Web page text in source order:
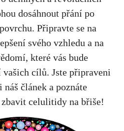
dosáhnout přání po
Připravte se na
svého vzhledu a na
které vás bude
cílů. Jste připraveni
náš článek a poznáte
celulitidy na břiše!